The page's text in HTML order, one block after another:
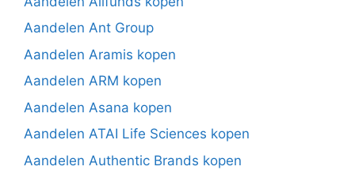
Aandelen Ant Group
Aandelen Aramis kopen
Aandelen ARM kopen
Aandelen Asana kopen
Aandelen ATAI Life Sciences kopen
Aandelen Authentic Brands kopen